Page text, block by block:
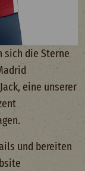
sich die Sterne
eine unserer
und bereiten